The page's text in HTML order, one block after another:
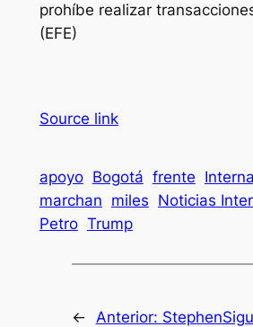
prohíbe realizar
(EFE)
Source link
apoyo Bogotá frente
marchan miles Noticias
Petro Trump
← Anterior: Stephen